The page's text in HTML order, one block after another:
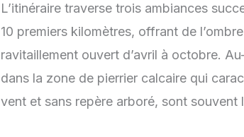
L’itinéraire traverse trois ambiances
10 premiers kilomètres, offrant de
ravitaillement ouvert d’avril à octobre.
dans la zone de pierrier calcaire qui
vent et sans repère arboré, sont